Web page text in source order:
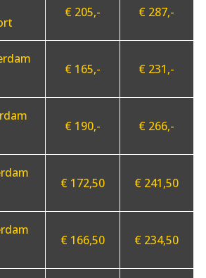
€ 205,- € 287,-
€ 165,- € 231,-
€ 190,- € 266,-
€ 172,50 € 241,50
€ 166,50 € 234,50